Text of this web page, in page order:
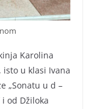
Karolina
isto u klasi Ivana
„Sonatu u d –
od Džiloka